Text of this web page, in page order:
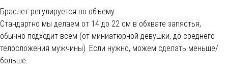
Браслет регулируется по объему.
Стандартно мы делаем от 14 до 22 см в обхвате запястья,
обычно подходит всем (от миниатюрной девушки, до среднего
телосложения мужчины). Если нужно, можем сделать меньше/
больше.